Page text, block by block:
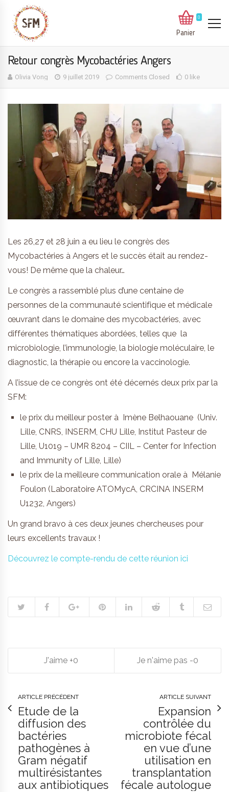
0
Panier
Retour congrès Mycobactéries Angers
Olivia Vong 9 juillet 2019 Comments Closed 0 like
Les 26,27 et 28 juin a eu lieu le congrès des
Mycobactéries à Angers et le succès était au rendez-
vous! De même que la chaleur…
Le congrès a rassemblé plus d’une centaine de
personnes de la communauté scientifique et médicale
œuvrant dans le domaine des mycobactéries, avec
différentes thématiques abordées, telles que la
microbiologie, l’immunologie, la biologie moléculaire, le
diagnostic, la thérapie ou encore la vaccinologie.
A l’issue de ce congrès ont été décernés deux prix par la
SFM:
le prix du meilleur poster à Imène Belhaouane (Univ.
Lille, CNRS, INSERM, CHU Lille, Institut Pasteur de
Lille, U1019 – UMR 8204 – CIIL – Center for Infection
and Immunity of Lille, Lille)
le prix de la meilleure communication orale à Mélanie
Foulon (Laboratoire ATOMycA, CRCINA INSERM
U1232, Angers)
Un grand bravo à ces deux jeunes chercheuses pour
leurs excellents travaux !
Découvrez le compte-rendu de cette réunion ici
0 0
ARTICLE PRÉCÉDENT
Etude de la
diffusion des
bactéries
pathogènes à
Gram négatif
multirésistantes
aux antibiotiques
ARTICLE SUIVANT
Expansion
contrôlée du
microbiote fécal
en vue d’une
utilisation en
transplantation
fécale autologue